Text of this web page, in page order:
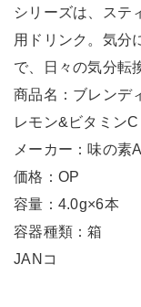
シリーズは、ステ
用ドリンク。気分
で、日々の気分転
商品名：ブレンデ
レモン&ビタミンC
メーカー：味の素
価格：OP
容量：4.0g×6本
容器種類：箱
JANコ